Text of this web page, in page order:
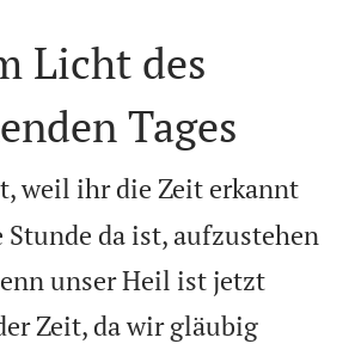
Licht des
Tages
weil ihr die Zeit erkannt
Stunde da ist, aufzustehen
unser Heil ist jetzt
Zeit, da wir gläubig